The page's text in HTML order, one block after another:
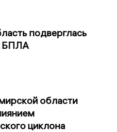
подверглась
БПЛА
области
циклона